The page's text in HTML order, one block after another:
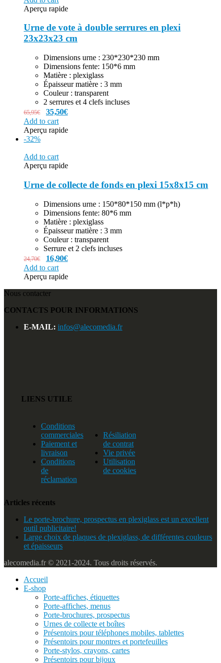
Aperçu rapide
Urne de vote à double serrures en plexi
23x23x23 cm
Dimensions urne : 230*230*230 mm
Dimensions fente: 150*6 mm
Matière : plexiglass
Épaisseur matière : 3 mm
Couleur : transparent
2 serrures et 4 clefs incluses
65,95€ 35,50€
Add to cart
Aperçu rapide
-32%
Add to cart
Aperçu rapide
Urne de collecte de fonds en plexi 15x8x15 cm
Dimensions urne : 150*80*150 mm (l*p*h)
Dimensions fente: 80*6 mm
Matière : plexiglass
Épaisseur matière : 3 mm
Couleur : transparent
Serrure et 2 clefs incluses
24,70€ 16,90€
Add to cart
Aperçu rapide
Nous contacter
CONTACTS POUR INFORMATIONS
E-MAIL: infos@alecomedia.fr
LIENS UTILE
Conditions
commerciales
Paiement et
livraison
Conditions
de
réclamation
Résiliation
de contrat
Vie privée
Utilisation
de cookies
Articles récents
Le porte-brochure, prospectus en plexiglass est un excellent
outil publicitaire!
Large choix de plaques de plexiglass, de différentes couleurs
et épaisseurs
alecomedia.fr © 2021-2024. Tous droits réservés.
Accueil
E-shop
Porte-affiches, étiquettes
Porte-affiches, menus
Porte-brochures, prospectus
Urnes de collecte et boîtes
Présentoirs pour téléphones mobiles, tablettes
Présentoirs pour montres et portefeuilles
Porte-stylos, crayons, cartes
Présentoirs pour bijoux